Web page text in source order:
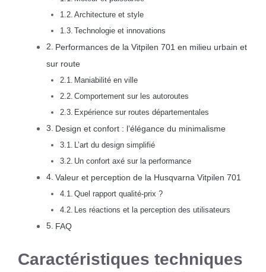
Architecture et style
Technologie et innovations
Performances de la Vitpilen 701 en milieu urbain et
sur route
Maniabilité en ville
Comportement sur les autoroutes
Expérience sur routes départementales
Design et confort : l’élégance du minimalisme
L’art du design simplifié
Un confort axé sur la performance
Valeur et perception de la Husqvarna Vitpilen 701
Quel rapport qualité-prix ?
Les réactions et la perception des utilisateurs
FAQ
Caractéristiques techniques